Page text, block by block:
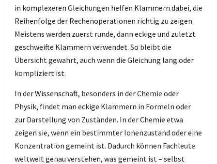
in komplexeren Gleichungen helfen Klammern dabei, die
Reihenfolge der Rechenoperationen richtig zu zeigen.
Meistens werden zuerst runde, dann eckige und zuletzt
geschweifte Klammern verwendet. So bleibt die
Übersicht gewahrt, auch wenn die Gleichung lang oder
kompliziert ist.
In der Wissenschaft, besonders in der Chemie oder
Physik, findet man eckige Klammern in Formeln oder
zur Darstellung von Zuständen. In der Chemie etwa
zeigen sie, wenn ein bestimmter Ionenzustand oder eine
Konzentration gemeint ist. Dadurch können Fachleute
weltweit genau verstehen, was gemeint ist – selbst